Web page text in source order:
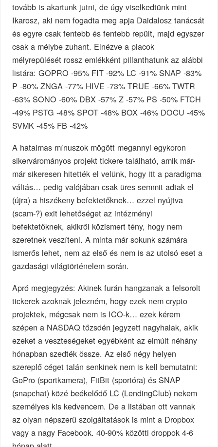
tovább is akartunk jutni, de úgy viselkedtünk mint
Ikarosz, aki nem fogadta meg apja Daidalosz tanácsát
és egyre csak fentebb és fentebb repült, majd egyszer
csak a mélybe zuhant. Elnézve a piacok
mélyrepülését rossz emlékként pillanthatunk az alábbi
listára: GOPRO -95% FIT -92% LC -91% SNAP -83%
P -80% ZNGA -77% HIVE -73% TRUE -66% TWTR
-63% SONO -60% DBX -57% Z -57% PS -50% FTCH
-49% PSTG -48% SPOT -48% BOX -46% DOCU -45%
SVMK -45% FB -42%
A hatalmas mínuszok mögött megannyi egykoron
sikervárományos projekt tickere található, amik már-
már sikeresen hitették el velünk, hogy itt a paradigma
váltás… pedig valójában csak üres semmit adtak el
(újra) a hiszékeny befektetőknek… ezzel nyújtva
(scam-?) exit lehetőséget az intézményi
befektetőknek, akikről közismert tény, hogy nem
szeretnek veszíteni. A minta már sokunk számára
ismerős lehet, nem az első és nem is az utolsó eset a
gazdasági világtörténelem során.
Apró megjegyzés: Akinek furán hangzanak a felsorolt
tickerek azoknak jelezném, hogy ezek nem crypto
projektek, mégcsak nem is ICO-k… ezek kérem
szépen a NASDAQ tőzsdén jegyzett nagyhalak, akik
ezeket a veszteségeket egyébként az elmúlt néhány
hónapban szedték össze. Az első négy helyen
szereplő céget talán senkinek nem is kell bemutatni:
GoPro (sportkamera), FitBit (sportóra) és SNAP
(snapchat) közé beékelődő LC (LendingClub) nekem
személyes kis kedvencem. De a listában ott vannak
az olyan népszerű szolgáltatások is mint a Dropbox
vagy a nagy Facebook. 40-90% közötti droppok 4-6